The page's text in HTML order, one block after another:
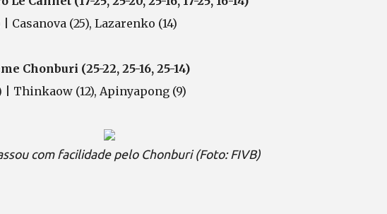
Casanova (25), Lazarenko (14)
Chonburi (25-22, 25-16, 25-14)
| Thinkaow (12), Apinyapong (9)
com facilidade pelo Chonburi (Foto: FIVB)